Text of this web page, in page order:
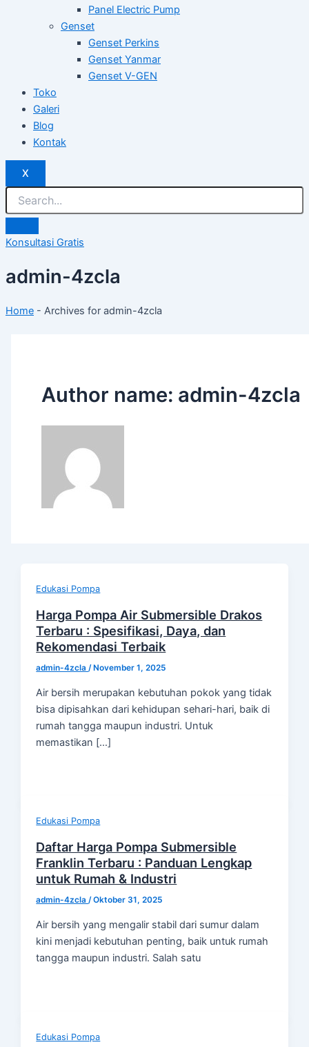
Panel Electric Pump
Genset
Genset Perkins
Genset Yanmar
Genset V-GEN
Toko
Galeri
Blog
Kontak
X
Konsultasi Gratis
admin-4zcla
Home - Archives for admin-4zcla
Author name: admin-4zcla
Edukasi Pompa
Harga Pompa Air Submersible Drakos
Terbaru : Spesifikasi, Daya, dan
Rekomendasi Terbaik
admin-4zcla/ November 1, 2025
Air bersih merupakan kebutuhan pokok yang tidak
bisa dipisahkan dari kehidupan sehari-hari, baik di
rumah tangga maupun industri. Untuk
memastikan […]
Edukasi Pompa
Daftar Harga Pompa Submersible
Franklin Terbaru : Panduan Lengkap
untuk Rumah & Industri
admin-4zcla/Oktober 31, 2025
Air bersih yang mengalir stabil dari sumur dalam
kini menjadi kebutuhan penting, baik untuk rumah
tangga maupun industri. Salah satu
Edukasi Pompa